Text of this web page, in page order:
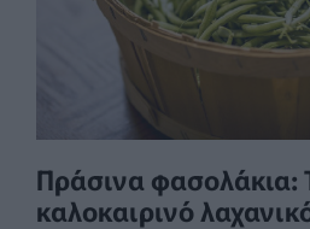
Πράσινα φασολάκια:
καλοκαιρινό